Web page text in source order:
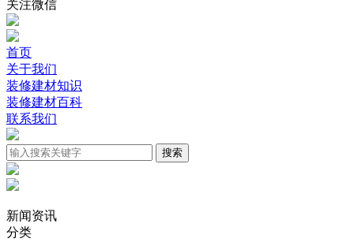
关注微信
首页
关于我们
装修建材知识
装修建材百科
联系我们
新闻资讯
分类